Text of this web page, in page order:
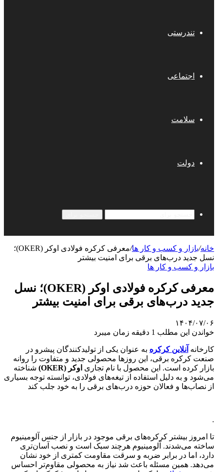
تندرستی
اجتماعی
سلامت
دولت
خانه/بازار و کسب و کار ها/
معرفی کرکره فولادی اوکر (OKER)؛
نسل جدید درب‌های برقی برای امنیت بیشتر
بازار و کسب و کار ها
معرفی کرکره فولادی اوکر (OKER)؛ نسل
جدید درب‌های برقی برای امنیت بیشتر
۱۴۰۴/۰۷/۰۶
خواندن این مطلب 1 دقیقه زمان میبرد
کارخانه آنلاین کرکره به عنوان یکی از تولیدکنندگان پیشرو در
صنعت کرکره برقی، این روزها محصولی جدید و متفاوت را روانه
بازار کرده است. این محصول با نام تجاری اوکر (OKER)
شناخته
می‌شود و به دلیل استفاده از تیغه‌های فولادی، توانسته توجه بسیاری
از نصاب‌ها و فعالان حوزه درب‌های برقی را به خود جلب کند
.
تا امروز بیشتر کرکره‌های برقی موجود در بازار از جنس آلومینیوم
ساخته می‌شدند. آلومینیوم هرچند سبک است و نصب آسان‌تری
دارد، اما در برابر ضربه و سرقت مقاومت کمتری از خود نشان
می‌دهد. همین مسئله باعث شد نیاز به محصولی مقاوم‌تر احساس